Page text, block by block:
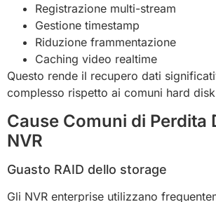
Registrazione multi-stream
Gestione timestamp
Riduzione frammentazione
Caching video realtime
Questo rende il recupero dati
complesso rispetto ai comuni hard
Cause Comuni di Perdita
NVR
Guasto RAID dello storage
Gli NVR enterprise utilizzano